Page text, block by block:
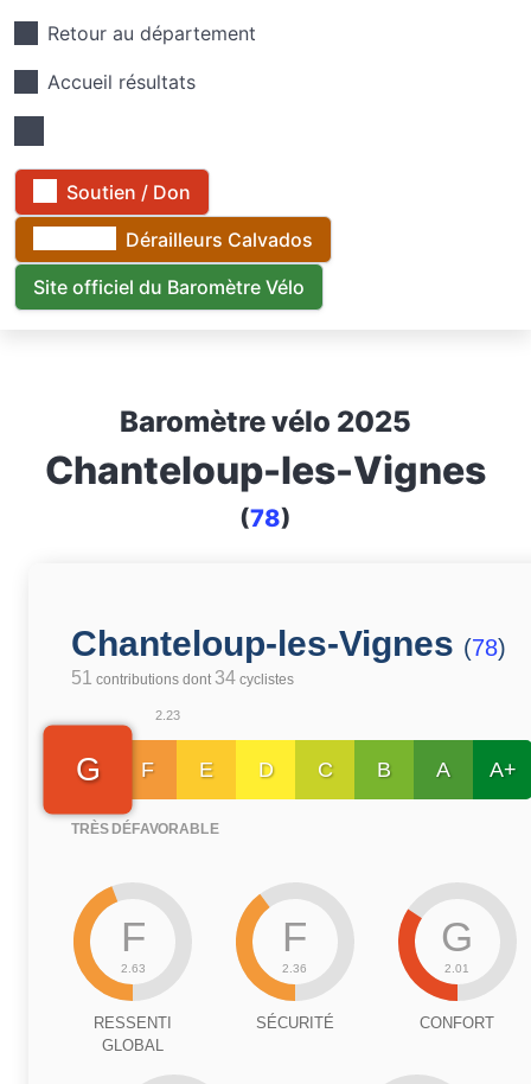
Retour au département
Accueil résultats
Soutien / Don
Dérailleurs Calvados
Site officiel du Baromètre Vélo
Baromètre vélo 2025
Chanteloup-les-Vignes
(78)
Chanteloup-les-Vignes (78)
51 contributions dont 34 cyclistes
2.23
G
TRÈS DÉFAVORABLE
F E D C B A A+
F
2.63
RESSENTI
GLOBAL
F
2.36
SÉCURITÉ
G
2.01
CONFORT